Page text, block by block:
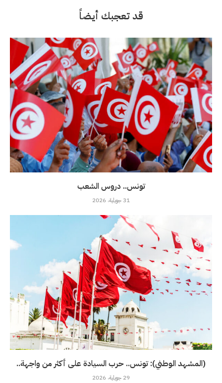
قد تعجبك أيضاً
تونس.. دروس الشعب
31 جويلية، 2026
(المشهد الوطني): تونس.. حرب السيادة على أكثر من واجهة..
29 جويلية، 2026